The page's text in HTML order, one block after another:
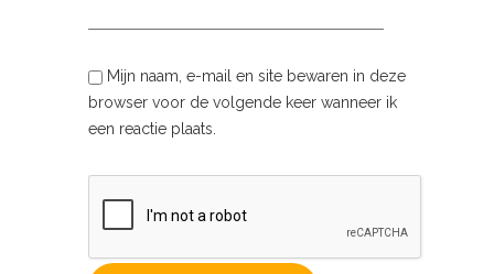
Mijn naam, e-mail en site bewaren in deze
browser voor de volgende keer wanneer ik
een reactie plaats.